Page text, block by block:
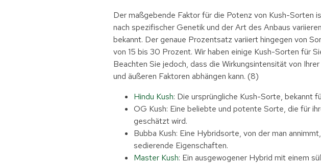
Der maßgebende Faktor für die Potenz von Kush-Sorten
nach spezifischer Genetik und der Art des Anbaus
bekannt. Der genaue Prozentsatz variiert hingegen von
von 15 bis 30 Prozent. Wir haben einige Kush-Sorten für
Beachten Sie jedoch, dass die Wirkungsintensität von
und äußeren Faktoren abhängen kann. (8)
Hindu Kush: Die ursprüngliche Kush-Sorte, bekannt
OG Kush: Eine beliebte und potente Sorte, die für
geschätzt wird.
Bubba Kush: Eine Hybridsorte, von der man
sedierende Eigenschaften.
Master Kush: Ein ausgewogener Hybrid mit einem